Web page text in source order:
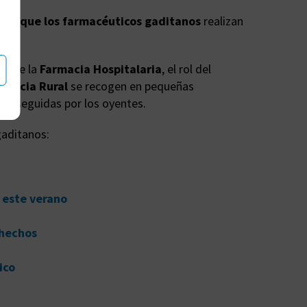
que los farmacéuticos gaditanos realizan
de la Farmacia Hospitalaria, el rol del
Rural se recogen en pequeñas
seguidas por los oyentes.
verano